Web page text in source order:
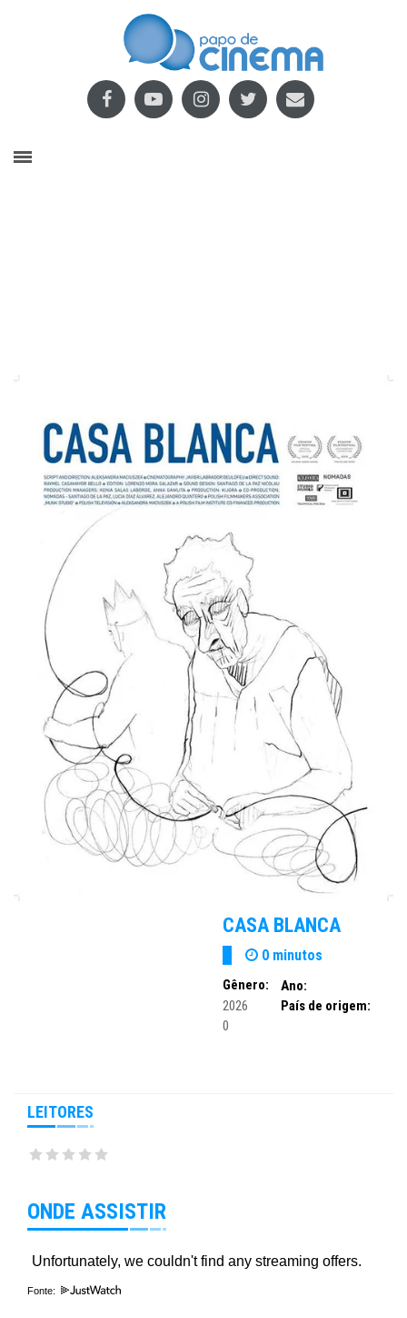
CASA BLANCA
0 minutos
Gênero:
Ano:
2026
País de origem:
0
LEITORES
ONDE ASSISTIR
Fonte: